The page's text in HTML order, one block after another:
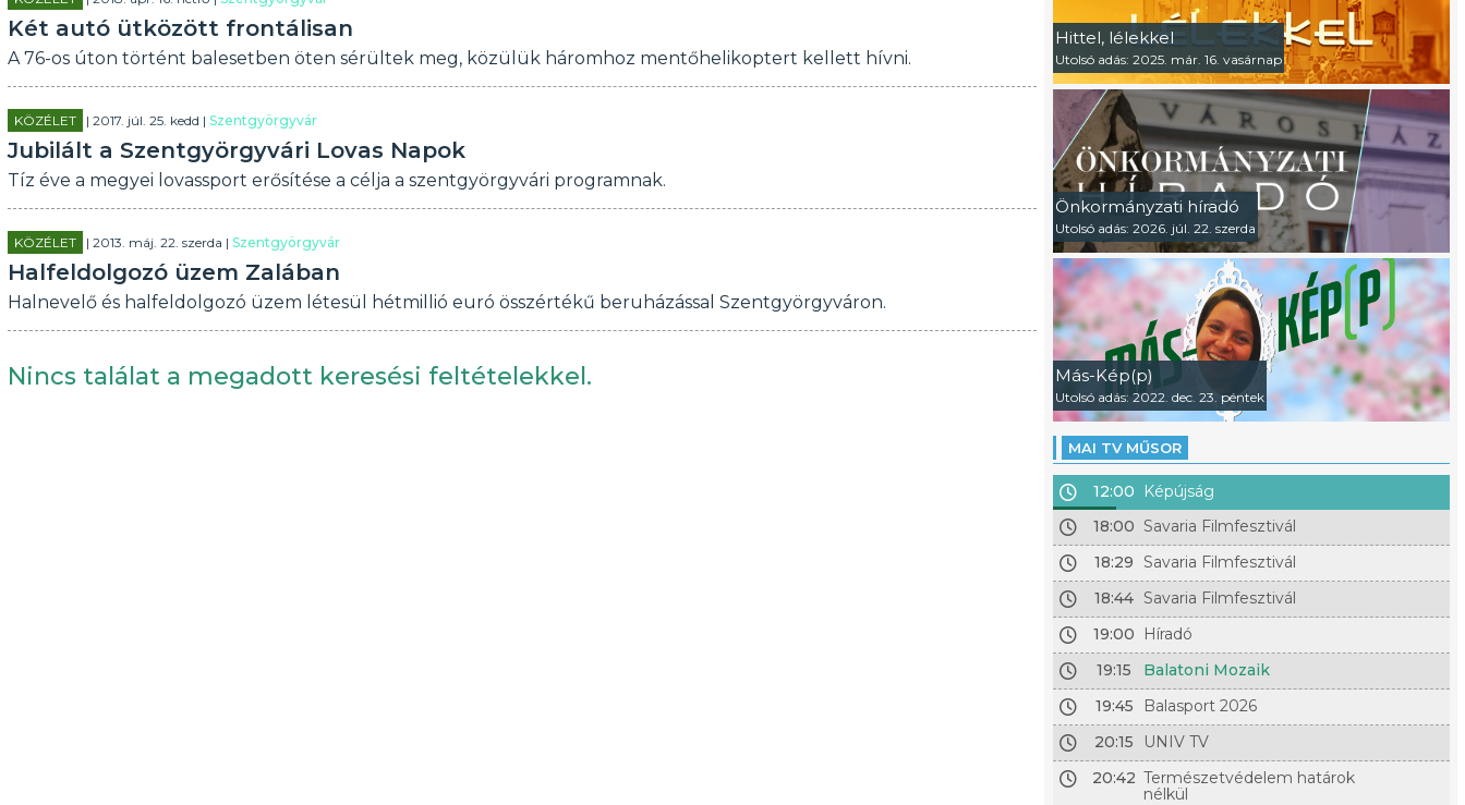
Két autó ütközött frontálisan
A 76-os úton történt balesetben öten sérültek meg, közülük háromhoz mentőhelikoptert kellett hívni.
KÖZÉLET | 2017. júl. 25. kedd | Szentgyörgyvár
Jubilált a Szentgyörgyvári Lovas Napok
Tíz éve a megyei lovassport erősítése a célja a szentgyörgyvári programnak.
KÖZÉLET | 2013. máj. 22. szerda | Szentgyörgyvár
Halfeldolgozó üzem Zalában
Halnevelő és halfeldolgozó üzem létesül hétmillió euró összértékű beruházással Szentgyörgyváron.
Nincs találat a megadott keresési feltételekkel.
Hittel, lélekkel
Utolsó adás: 2025. már. 16. vasárnap
Önkormányzati híradó
Utolsó adás: 2026. júl. 22. szerda
Más-Kép(p)
Utolsó adás: 2022. dec. 23. péntek
MAI TV MŰSOR
12:00
Képújság
18:00 Savaria Filmfesztivál
18:29 Savaria Filmfesztivál
18:44 Savaria Filmfesztivál
19:00
Híradó
19:15
Balatoni Mozaik
19:45
Balasport 2026
20:15
UNIV TV
20:42 Természetvédelem határok
nélkül